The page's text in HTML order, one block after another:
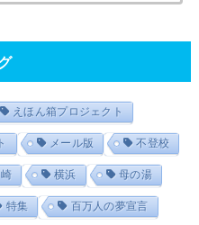
えほん箱プロジェクト
メール版 不登校
横浜 母の湯
特集 百万人の夢宣言